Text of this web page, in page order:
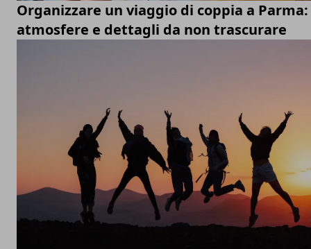
Organizzare un viaggio di coppia a
atmosfere e dettagli da non trascurare